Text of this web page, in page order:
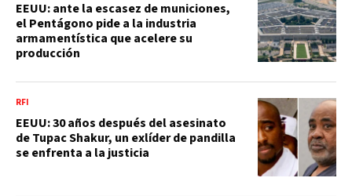
EEUU: ante la escasez de municiones,
el Pentágono pide a la industria
armamentística que acelere su
producción
RFI
EEUU: 30 años después del asesinato
de Tupac Shakur, un exlíder de pandilla
se enfrenta a la justicia